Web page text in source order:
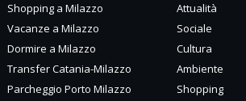
Shopping a Milazzo
Vacanze a Milazzo
Dormire a Milazzo
Transfer Catania-Milazzo
Parcheggio Porto Milazzo
Attualità
Sociale
Cultura
Ambiente
Shopping